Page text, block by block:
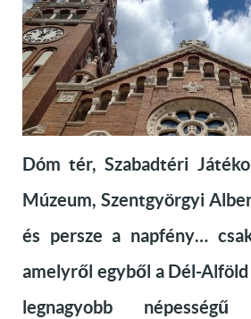
Dóm tér, Szabadtéri
Múzeum, Szentgyörgyi
és persze a napfény…
amelyről egyből a Dél-
legnagyobb